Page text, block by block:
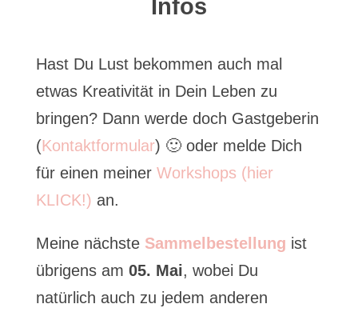
Infos
Hast Du Lust bekommen auch mal
etwas Kreativität in Dein Leben zu
bringen? Dann werde doch Gastgeberin
(Kontaktformular) 🙂 oder melde Dich
für einen meiner Workshops (hier
KLICK!) an.
Meine nächste Sammelbestellung ist
übrigens am 05. Mai, wobei Du
natürlich auch zu jedem anderen